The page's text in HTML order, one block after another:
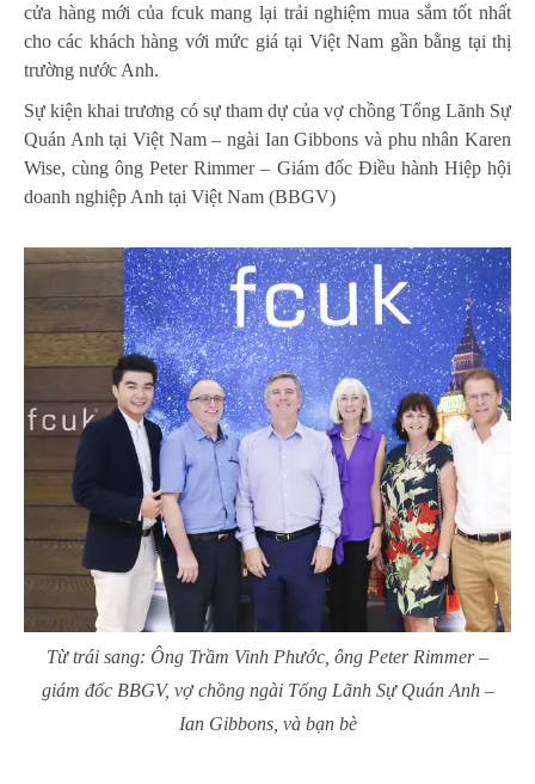
cửa hàng mới của fcuk mang lại trải nghiệm mua sắm tốt nhất
cho các khách hàng với mức giá tại Việt Nam gần bằng tại thị
trường nước Anh.
Sự kiện khai trương có sự tham dự của vợ chồng Tổng Lãnh Sự
Quán Anh tại Việt Nam – ngài Ian Gibbons và phu nhân Karen
Wise, cùng ông Peter Rimmer – Giám đốc Điều hành Hiệp hội
doanh nghiệp Anh tại Việt Nam (BBGV)
Từ trái sang: Ông Trầm Vinh Phước, ông Peter Rimmer –
giám đốc BBGV, vợ chồng ngài Tổng Lãnh Sự Quán Anh –
Ian Gibbons, và bạn bè